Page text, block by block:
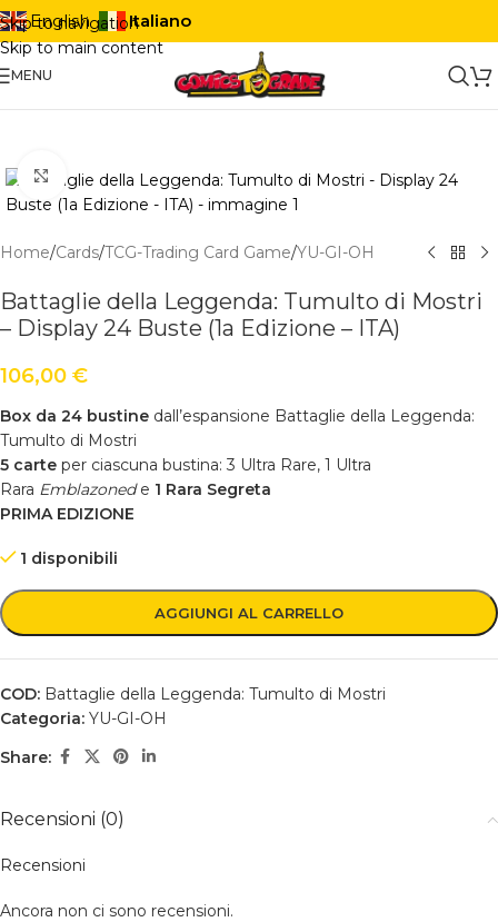
Skip to navigation
Skip to main content
English Italiano
MENU
Click to enlarge
Home/Cards/TCG-Trading Card Game/YU-GI-OH
Battaglie della Leggenda: Tumulto di Mostri
– Display 24 Buste (1a Edizione – ITA)
106,00 €
Box da 24 bustine dall’espansione Battaglie della Leggenda:
Tumulto di Mostri
5 carte per ciascuna bustina: 3 Ultra Rare, 1 Ultra
Rara Emblazonede 1 Rara Segreta
PRIMA EDIZIONE
1 disponibili
AGGIUNGI AL CARRELLO
COD: Battaglie della Leggenda: Tumulto di Mostri
Categoria: YU-GI-OH
Share:
Recensioni (0)
Recensioni
Ancora non ci sono recensioni.